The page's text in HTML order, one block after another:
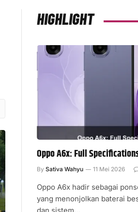
HIGHLIGHT
Oppo A6x: Full
By Sativa Wahyu 11 Mei 2026
Oppo A6x hadir sebagai
yang menonjolkan baterai